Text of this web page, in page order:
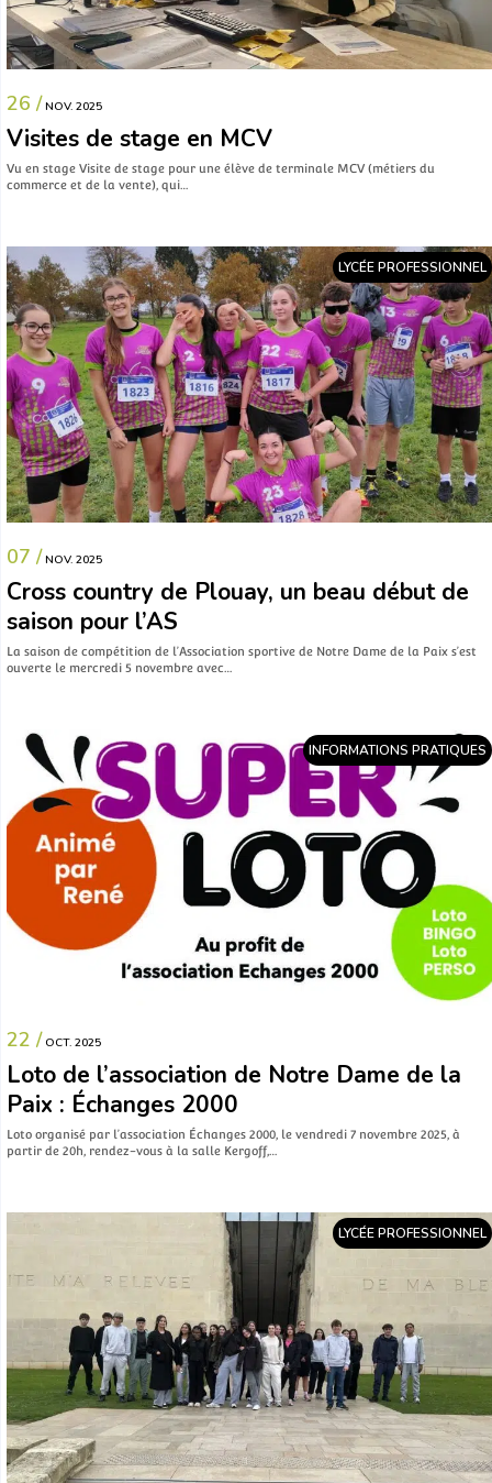
26 / NOV. 2025
Visites de stage en MCV
Vu en stage Visite de stage pour une élève de terminale MCV (métiers du
commerce et de la vente), qui…
LYCÉE PROFESSIONNEL
07 / NOV. 2025
Cross country de Plouay, un beau début de
saison pour l’AS
La saison de compétition de l’Association sportive de Notre Dame de la Paix s’est
ouverte le mercredi 5 novembre avec…
INFORMATIONS PRATIQUES
22 / OCT. 2025
Loto de l’association de Notre Dame de la
Paix : Échanges 2000
Loto organisé par l’association Échanges 2000, le vendredi 7 novembre 2025, à
partir de 20h, rendez-vous à la salle Kergoff,…
LYCÉE PROFESSIONNEL